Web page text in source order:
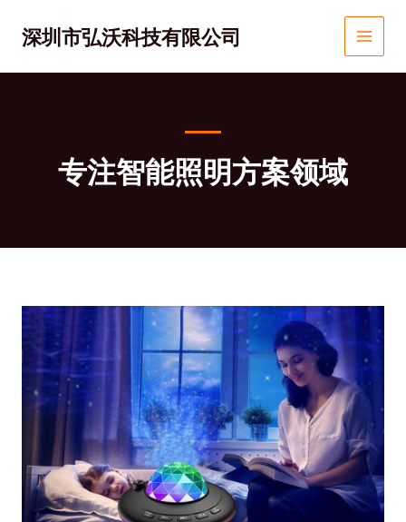
容
深圳市弘沃科技有限公司
MAIN
专注智能照明方案领域